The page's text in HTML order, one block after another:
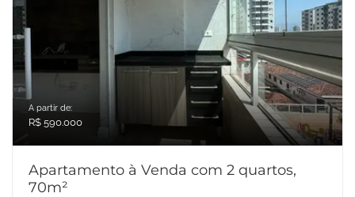
A partir de:
R$ 590.000
Apartamento à Venda com 2 quartos,
70m²